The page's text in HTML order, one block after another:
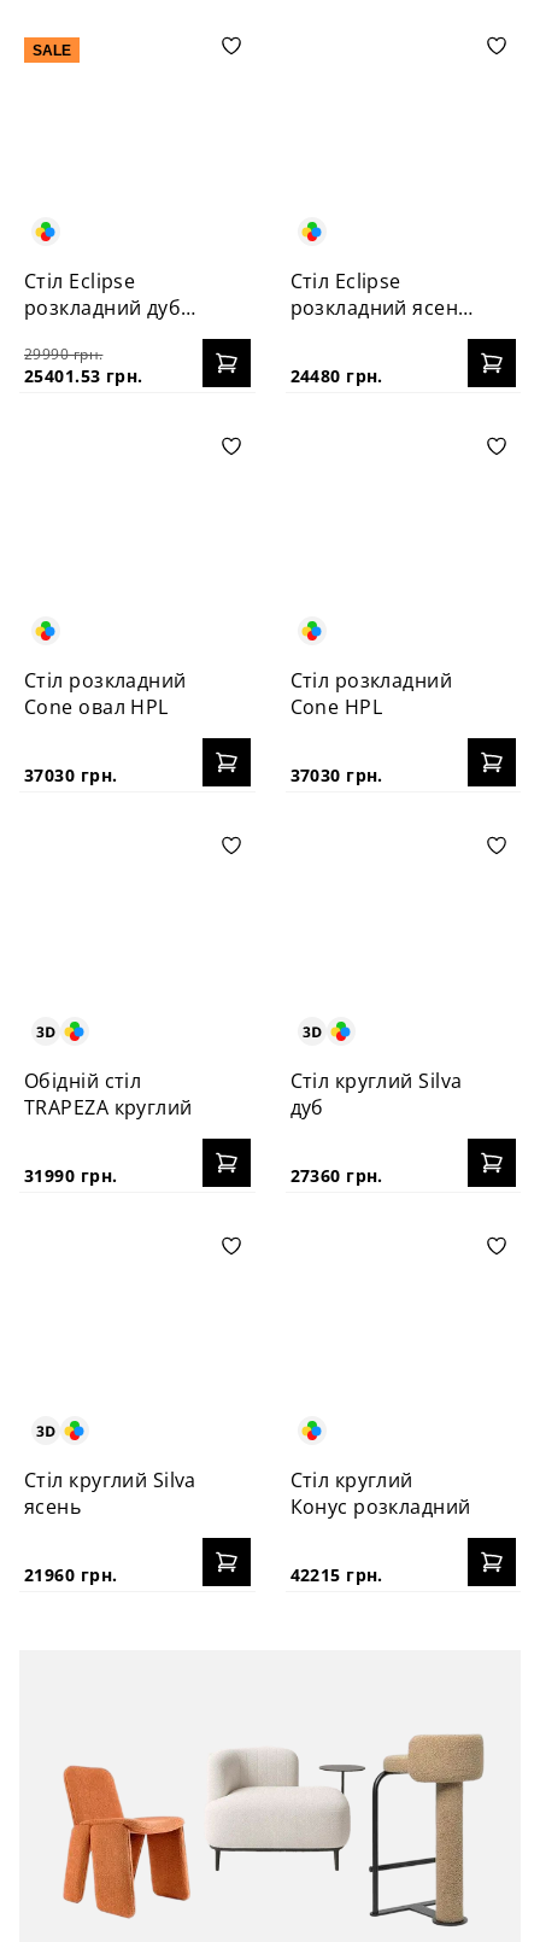
SALE
Стіл Eclipse
розкладний дуб
29990 грн.
25401.53 грн.
Стіл Eclipse
розкладний ясень
24480 грн.
Стіл розкладний
Cone овал HPL
37030 грн.
Стіл розкладний
Cone HPL
37030 грн.
Обідній стіл
TRAPEZA круглий
31990 грн.
Стіл круглий Silva
дуб
27360 грн.
Стіл круглий Silva
ясень
21960 грн.
Стіл круглий
Конус розкладний
42215 грн.